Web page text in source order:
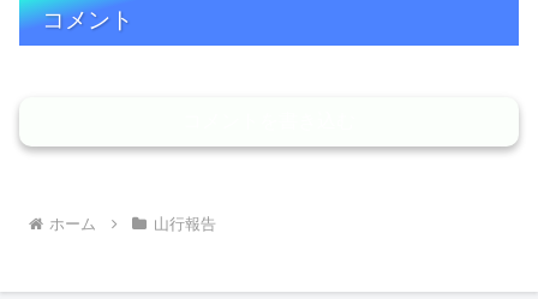
コメント
ホーム 山行報告